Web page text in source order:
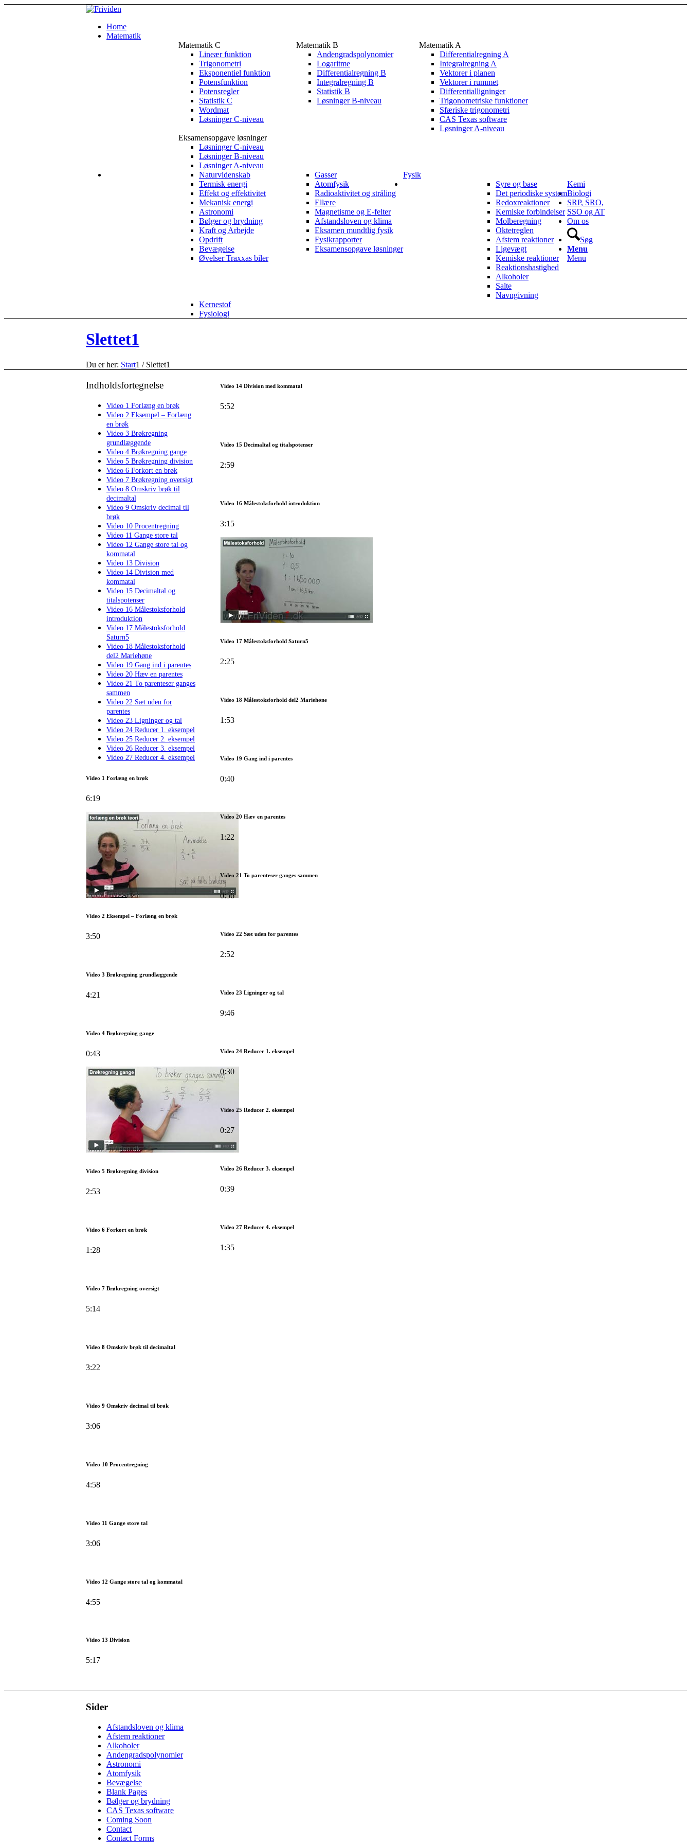
Home
Matematik
Matematik C
Lineær funktion
Trigonometri
Eksponentiel funktion
Potensfunktion
Potensregler
Statistik C
Wordmat
Løsninger C-niveau
Matematik B
Andengradspolynomier
Logaritme
Differentialregning B
Integralregning B
Statistik B
Løsninger B-niveau
Matematik A
Differentialregning A
Integralregning A
Vektorer i planen
Vektorer i rummet
Differentialligninger
Trigonometriske funktioner
Sfæriske trigonometri
CAS Texas software
Løsninger A-niveau
Eksamensopgave løsninger
Løsninger C-niveau
Løsninger B-niveau
Løsninger A-niveau
Fysik
Naturvidenskab
Termisk energi
Effekt og effektivitet
Mekanisk energi
Astronomi
Bølger og brydning
Kraft og Arbejde
Opdrift
Bevægelse
Øvelser Traxxas biler
Gasser
Atomfysik
Radioaktivitet og stråling
Ellære
Magnetisme og E-felter
Afstandsloven og klima
Eksamen mundtlig fysik
Fysikrapporter
Eksamensopgave løsninger
Kemi
Syre og base
Det periodiske system
Redoxreaktioner
Kemiske forbindelser
Molberegning
Oktetreglen
Afstem reaktioner
Ligevægt
Kemiske reaktioner
Reaktionshastighed
Alkoholer
Salte
Navngivning
Biologi
Kernestof
Fysiologi
SRP, SRO,
SSO og AT
Om os
Søg
Menu
Menu
Slettet1
Du er her: Start1 / Slettet1
Indholdsfortegnelse
Video 1 Forlæng en brøk
Video 2 Eksempel – Forlæng
en brøk
Video 3 Brøkregning
grundlæggende
Video 4 Brøkregning gange
Video 5 Brøkregning division
Video 6 Forkort en brøk
Video 7 Brøkregning oversigt
Video 8 Omskriv brøk til
decimaltal
Video 9 Omskriv decimal til
brøk
Video 10 Procentregning
Video 11 Gange store tal
Video 12 Gange store tal og
kommatal
Video 13 Division
Video 14 Division med
kommatal
Video 15 Decimaltal og
titalspotenser
Video 16 Målestoksforhold
introduktion
Video 17 Målestoksforhold
Saturn5
Video 18 Målestoksforhold
del2 Mariehøne
Video 19 Gang ind i parentes
Video 20 Hæv en parentes
Video 21 To parenteser ganges
sammen
Video 22 Sæt uden for
parentes
Video 23 Ligninger og tal
Video 24 Reducer 1. eksempel
Video 25 Reducer 2. eksempel
Video 26 Reducer 3. eksempel
Video 27 Reducer 4. eksempel
Video 1 Forlæng en brøk
6:19
Video 2 Eksempel – Forlæng en brøk
3:50
Video 3 Brøkregning grundlæggende
4:21
Video 4 Brøkregning gange
0:43
Video 5 Brøkregning division
2:53
Video 6 Forkort en brøk
1:28
Video 7 Brøkregning oversigt
5:14
Video 8 Omskriv brøk til decimaltal
3:22
Video 9 Omskriv decimal til brøk
3:06
Video 10 Procentregning
4:58
Video 11 Gange store tal
3:06
Video 12 Gange store tal og kommatal
4:55
Video 13 Division
5:17
Video 14 Division med kommatal
5:52
Video 15 Decimaltal og titalspotenser
2:59
Video 16 Målestoksforhold introduktion
3:15
Video 17 Målestoksforhold Saturn5
2:25
Video 18 Målestoksforhold del2 Mariehøne
1:53
Video 19 Gang ind i parentes
0:40
Video 20 Hæv en parentes
1:22
Video 21 To parenteser ganges sammen
0:56
Video 22 Sæt uden for parentes
2:52
Video 23 Ligninger og tal
9:46
Video 24 Reducer 1. eksempel
0:30
Video 25 Reducer 2. eksempel
0:27
Video 26 Reducer 3. eksempel
0:39
Video 27 Reducer 4. eksempel
1:35
Sider
Afstandsloven og klima
Afstem reaktioner
Alkoholer
Andengradspolynomier
Astronomi
Atomfysik
Bevægelse
Blank Pages
Bølger og brydning
CAS Texas software
Coming Soon
Contact
Contact Forms